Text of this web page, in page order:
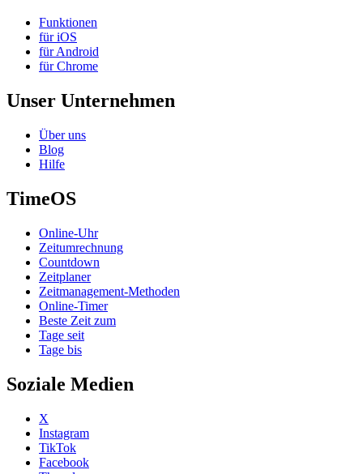
Funktionen
für iOS
für Android
für Chrome
Unser Unternehmen
Über uns
Blog
Hilfe
TimeOS
Online-Uhr
Zeitumrechnung
Countdown
Zeitplaner
Zeitmanagement-Methoden
Online-Timer
Beste Zeit zum
Tage seit
Tage bis
Soziale Medien
X
Instagram
TikTok
Facebook